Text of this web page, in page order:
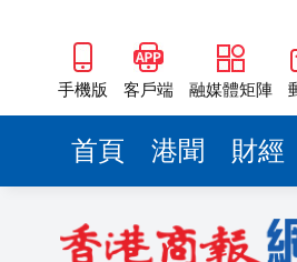
手機版 客戶端 融媒體矩陣
首頁 港聞 財經